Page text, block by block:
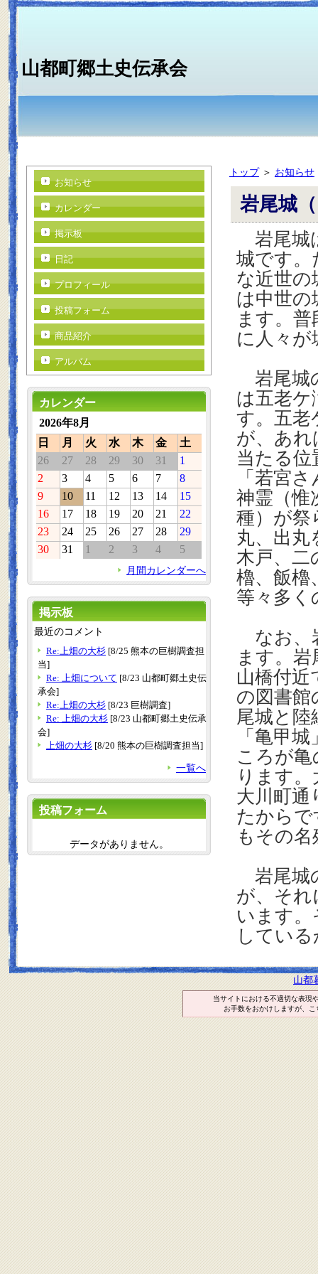
山都町郷土史伝承会
トップ＞ お知らせ
岩尾城
岩尾城
城です。
な近世の
は中世の
ます。
に人々
岩尾城
は五老ケ
す。五老
が、あれ
当たる位
「若宮
神霊（惟
種）が祭
丸、出丸
木戸、二
櫓、飯櫓
等々多く
なお、
ます。
山橋付近
の図書館
尾城と陸
「亀甲
ころが
ります
大川町通
たからで
もその
岩尾城
が、それ
います
してい
お知らせ
カレンダー
掲示板
日記
プロフィール
投稿フォーム
商品紹介
アルバム
カレンダー
2026年8月
日
月 火 水 木 金
土
26
27 28 29 30 31
1
2
3 4 5 6 7
8
9
10 11 12 13 14
15
16
17 18 19 20 21
22
23
24 25 26 27 28
29
30
31 1 2 3 4 5
月間カレンダーへ
掲示板
最近のコメント
Re:上畑の大杉 [8/25 熊本の巨樹調査担
当]
Re: 上畑について [8/23 山都町郷土史伝
承会]
Re:上畑の大杉 [8/23 巨樹調査]
Re: 上畑の大杉 [8/23 山都町郷土史伝承
会]
上畑の大杉 [8/20 熊本の巨樹調査担当]
一覧へ
投稿フォーム
データがありません。
山都
当サイトにおける不適切な表現
お手数をおかけしますが、こ